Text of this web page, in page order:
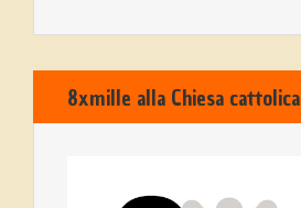
8xmille alla Chiesa cattolica